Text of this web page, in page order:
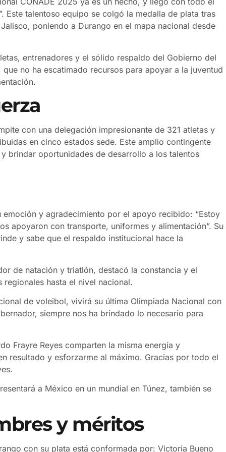
Este talentoso equipo se colgó la medalla de plata tras
poniendo a Durango en el mapa nacional desde
entrenadores y el sólido respaldo del Gobierno del
no ha escatimado recursos para apoyar a la juventud
con una delegación impresionante de 321 atletas y
en cinco estados sede. Este amplio contingente
brindar oportunidades de desarrollo a los talentos
y agradecimiento por el apoyo recibido: “Estoy
apoyaron con transporte, uniformes y alimentación”. Su
y sabe que el respaldo institucional hace la
de natación y triatlón, destacó la constancia y el
hasta el nivel nacional.
de voleibol, vivirá su última Olimpiada Nacional con
siempre nos ha brindado lo necesario para
Frayre Reyes comparten la misma energía y
resultado y esforzarme al máximo. Gracias por todo el
a México en un mundial en Túnez, también se
y méritos
con su plata está conformada por: Victoria Bueno